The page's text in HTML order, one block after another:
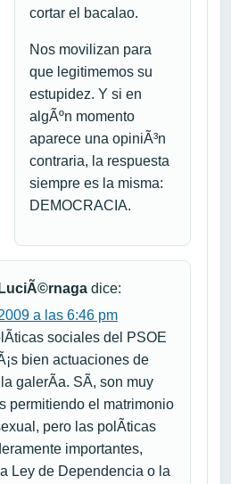
cortar el bacalao.
Nos movilizan para
que legitimemos su
estupidez. Y si en
algÃºn momento
aparece una opiniÃ³n
contraria, la respuesta
siempre es la misma:
DEMOCRACIA.
LuciÃ©rnaga dice:
a las 6:46 pm
sociales del PSOE
bien actuaciones de
galerÃ­a. SÃ­, son muy
permitiendo el matrimonio
pero las polÃ­ticas
importantes,
Ley de Dependencia o la